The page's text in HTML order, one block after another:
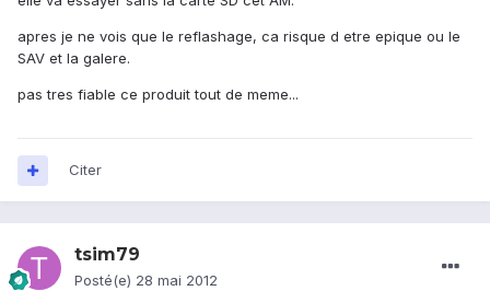
apres je ne vois que le reflashage, ca risque d etre epique ou le
SAV et la galere.
pas tres fiable ce produit tout de meme...
Citer
tsim79
Posté(e) 28 mai 2012